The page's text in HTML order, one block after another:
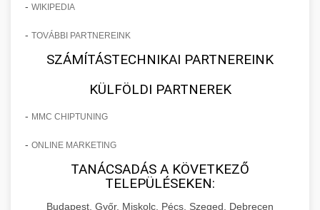
- WIKIPEDIA
- TOVÁBBI PARTNEREINK
SZÁMÍTÁSTECHNIKAI PARTNEREINK
KÜLFÖLDI PARTNEREK
- MMC CHIPTUNING
- ONLINE MARKETING
TANÁCSADÁS A KÖVETKEZŐ
TELEPÜLÉSEKEN:
Budapest, Győr, Miskolc, Pécs, Szeged, Debrecen